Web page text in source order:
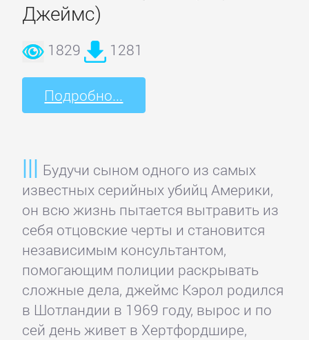
Джеймс)
1829 1281
Подробно...
Будучи сыном одного из самых
известных серийных убийц Америки,
он всю жизнь пытается вытравить из
себя отцовские черты и становится
независимым консультантом,
помогающим полиции раскрывать
сложные дела, джеймс Кэрол родился
в Шотландии в 1969 году, вырос и по
сей день живет в Хертфордшире,